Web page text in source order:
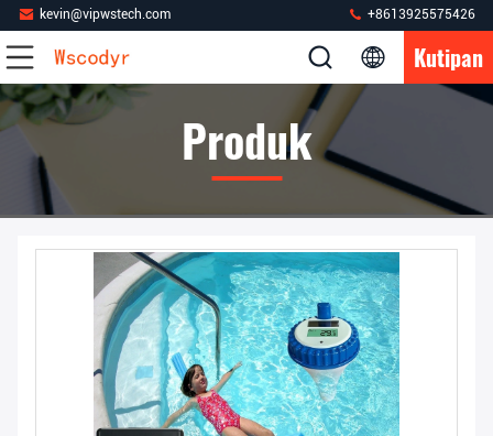
kevin@vipwstech.com +8613925575426
Kutipan
Produk